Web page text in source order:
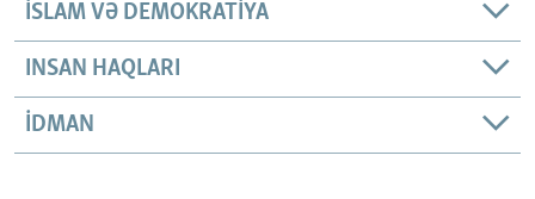
İSLAM VƏ DEMOKRATIYA
INSAN HAQLARI
İDMAN